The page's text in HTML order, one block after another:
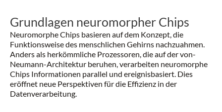
Grundlagen neuromorpher Chips
Neuromorphe Chips basieren auf dem Konzept, die
Funktionsweise des menschlichen Gehirns nachzuahmen.
Anders als herkömmliche Prozessoren, die auf der von-
Neumann-Architektur beruhen, verarbeiten neuromorphe
Chips Informationen parallel und ereignisbasiert. Dies
eröffnet neue Perspektiven für die Effizienz in der
Datenverarbeitung.